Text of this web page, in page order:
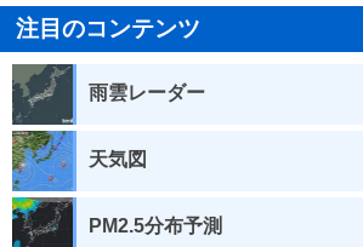
注目のコンテンツ
雨雲レーダー
天気図
PM2.5分布予測